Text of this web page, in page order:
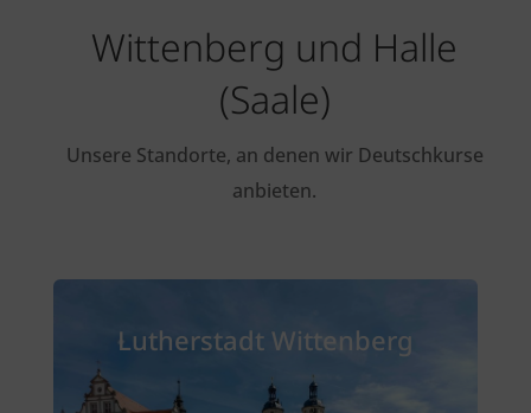
Wittenberg und Halle
(Saale)
Unsere Standorte, an denen wir Deutschkurse
anbieten.
Lutherstadt Wittenberg